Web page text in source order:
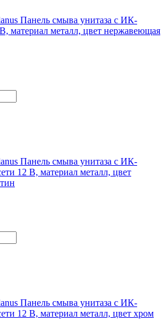
Панель смыва унитаза с ИК-
материал металл, цвет нержавеющая
Панель смыва унитаза с ИК-
12 В, материал металл, цвет
Панель смыва унитаза с ИК-
12 В, материал металл, цвет хром